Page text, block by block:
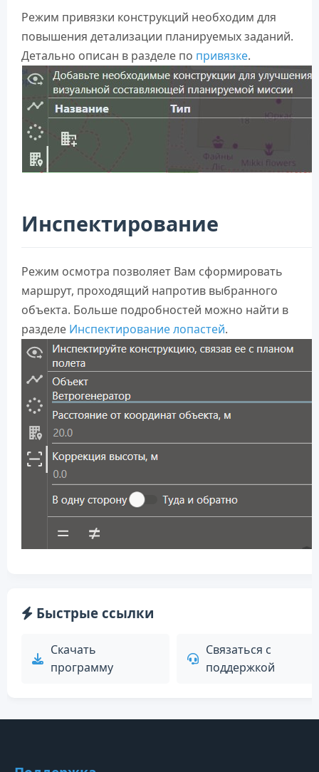
Режим привязки конструкций необходим для
повышения детализации планируемых заданий.
Детально описан в разделе по привязке.
Инспектирование
Режим осмотра позволяет Вам сформировать
маршрут, проходящий напротив выбранного
объекта. Больше подробностей можно найти в
разделе Инспектирование лопастей.
Быстрые ссылки
Скачать
программу
Связаться с
поддержкой